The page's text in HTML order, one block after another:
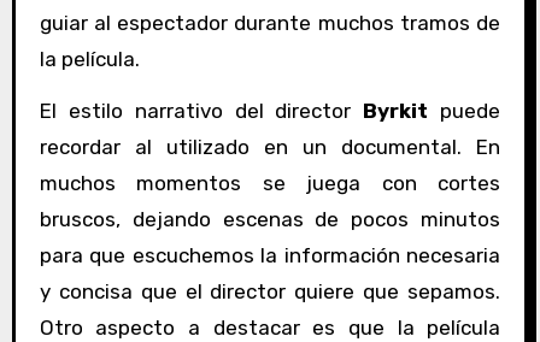
guiar al espectador durante muchos tramos de
la película.
El estilo narrativo del director Byrkit puede
recordar al utilizado en un documental. En
muchos momentos se juega con cortes
bruscos, dejando escenas de pocos minutos
para que escuchemos la información necesaria
y concisa que el director quiere que sepamos.
Otro aspecto a destacar es que la película